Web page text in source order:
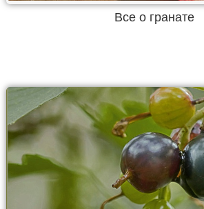
Все о гранате